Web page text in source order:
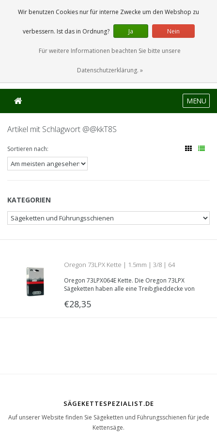
0 Artikel
MENU
Artikel mit Schlagwort @@kkT8S
Sortieren nach:
KATEGORIEN
Oregon 73LPX Kette | 1.5mm | 3/8 | 64
Treibglieder | Teilnummer 73LPX064E
Oregon 73LPX064E Kette. Die Oregon 73LPX
Sägeketten haben alle eine Treibglieddecke von
Treibgliedern
€28,35
SÄGEKETTESPEZIALIST.DE
Auf unserer Website finden Sie Sägeketten und Führungsschienen für jede
Kettensäge.
Wir benutzen Cookies nur für interne Zwecke um den Webshop zu
verbessern. Ist das in Ordnung? Ja Nein
Für weitere Informationen beachten Sie bitte unsere
Datenschutzerklärung. »